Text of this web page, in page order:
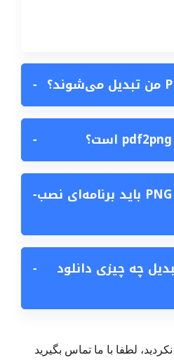
−
−
برای تبدیل PDF به PNG باید برنامه‌ای نصب−
چه چیزی دانلود
−
لطفا با ما تماس بگیرید